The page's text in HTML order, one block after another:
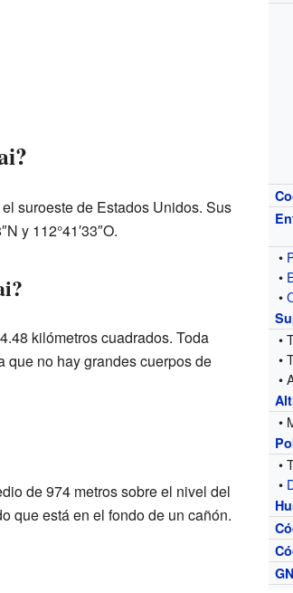
•
•
•
•
•
•
•
•
•
suroeste de Estados Unidos. Sus
y 112°41′33″O.
kilómetros cuadrados. Toda
que no hay grandes cuerpos de
de 974 metros sobre el nivel del
que está en el fondo de un cañón.